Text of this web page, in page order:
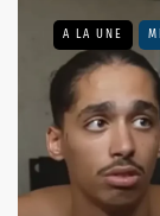
A LA UNE